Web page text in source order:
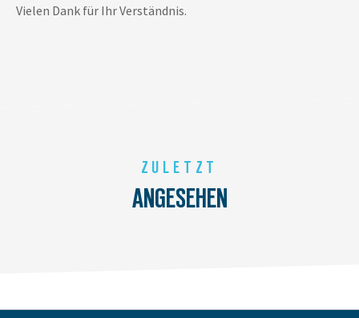
Vielen Dank für Ihr Verständnis.
ZULETZT
ANGESEHEN